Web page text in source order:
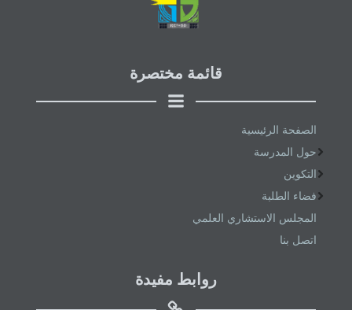
قائمة مختصرة
الصفحة الرئيسية
حول المدرسة
التكوين
فضاء الطلبة
المجلس الاستشاري العلمي
اتصل بنا
روابط مفيدة